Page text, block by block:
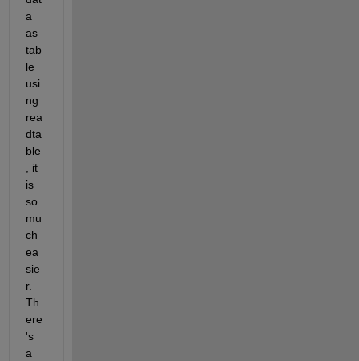
a
as
tab
le
usi
ng
rea
dta
ble
, it
is
so
mu
ch
ea
sie
r.
Th
ere
's
a